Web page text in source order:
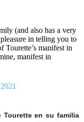
(and also has a very
in telling you to
manifest in
manifest in
Tourette en su familia